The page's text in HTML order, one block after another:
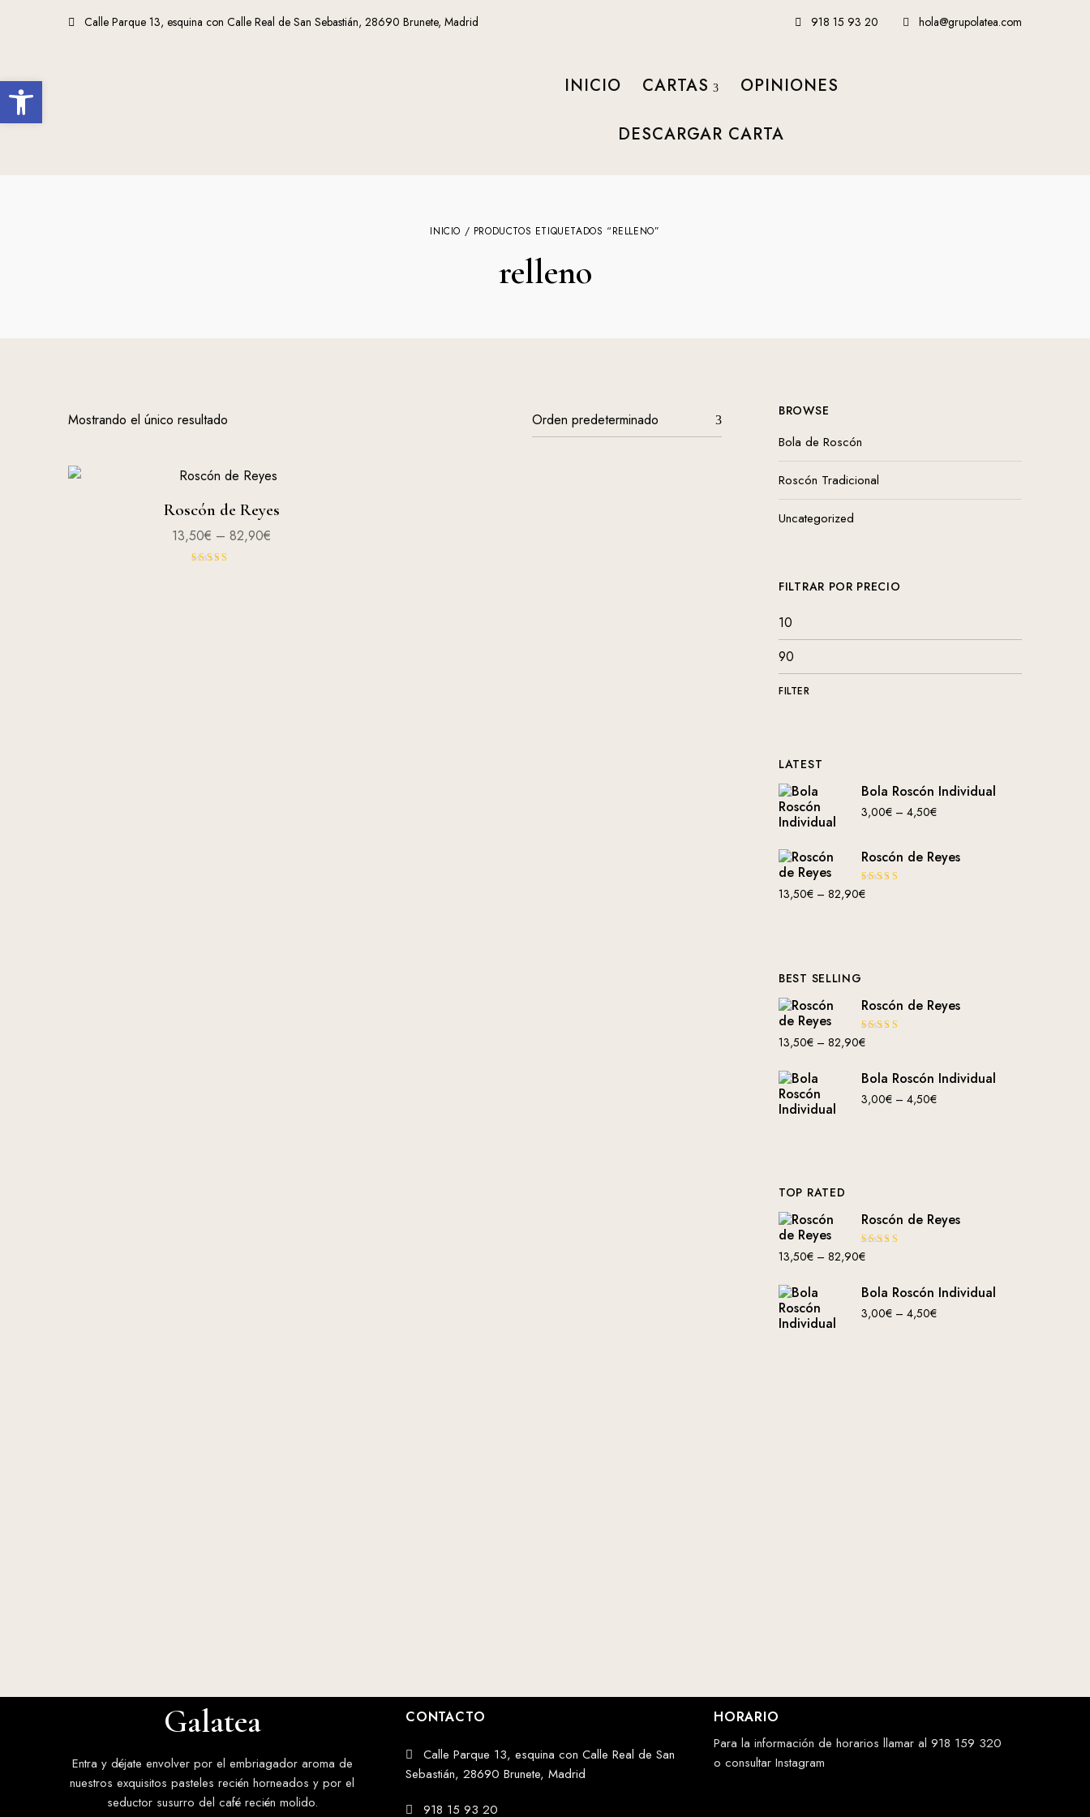
Abrir barra de herramientas
Calle Parque 13, esquina con Calle Real de San Sebastián, 28690 Brunete, Madrid 918 15 93 20 hola@grupolatea.com
INICIO CARTAS OPINIONES
DESCARGAR CARTA
INICIO / PRODUCTOS ETIQUETADOS “RELLENO”
relleno
Mostrando el único resultado
Roscón de Reyes
13,50€ – 82,90€
BROWSE
Bola de Roscón
Roscón Tradicional
Uncategorized
FILTRAR POR PRECIO
FILTER
LATEST
Bola Roscón Individual
3,00€ – 4,50€
Roscón de Reyes
Valorad
o con
13,50€ – 82,90€
BEST SELLING
Roscón de Reyes
Valorad
o con
13,50€ – 82,90€
Bola Roscón Individual
3,00€ – 4,50€
TOP RATED
Roscón de Reyes
Valorad
o con
13,50€ – 82,90€
Bola Roscón Individual
3,00€ – 4,50€
Galatea
Entra y déjate envolver por el embriagador aroma de
nuestros exquisitos pasteles recién horneados y por el
seductor susurro del café recién molido.
CONTACTO
Calle Parque 13, esquina con Calle Real de San
Sebastián, 28690 Brunete, Madrid
918 15 93 20
HORARIO
Para la información de horarios llamar al 918 159 320
o consultar Instagram